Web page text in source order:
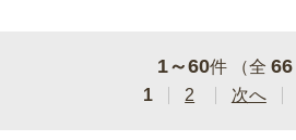
1～60件 （全 66
1
2 次へ